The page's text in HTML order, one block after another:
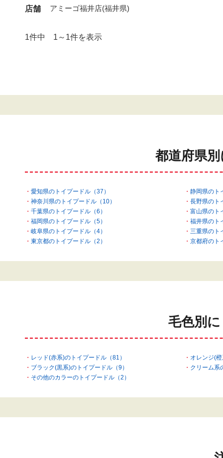
店舗 アミーゴ福井店(福井県)
1件中 1～1件を表示
都道府県
愛知県のトイプードル（37）
静岡県のト
神奈川県のトイプードル（10）
長野県のト
千葉県のトイプードル（6）
富山県のト
福岡県のトイプードル（5）
福井県のト
岐阜県のトイプードル（4）
三重県のト
東京都のトイプードル（2）
京都府のト
毛色別
レッド(赤系)のトイプードル（81）
オレンジ(
ブラック(黒系)のトイプードル（9）
クリーム系
その他のカラーのトイプードル（2）